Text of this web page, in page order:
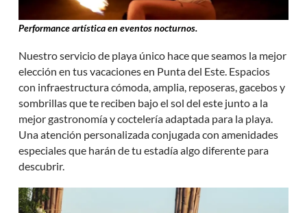
Performance artística en eventos nocturnos.
Nuestro servicio de playa único hace que seamos la mejor
elección en tus vacaciones en Punta del Este. Espacios
con infraestructura cómoda, amplia, reposeras, gacebos y
sombrillas que te reciben bajo el sol del este junto a la
mejor gastronomía y coctelería adaptada para la playa.
Una atención personalizada conjugada con amenidades
especiales que harán de tu estadía algo diferente para
descubrir.